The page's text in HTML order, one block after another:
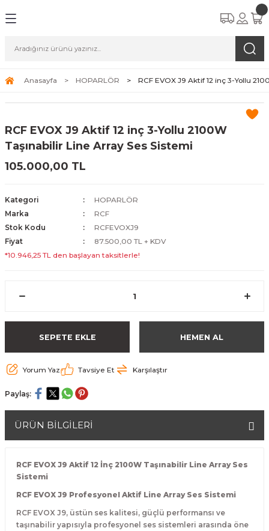
Anasayfa HOPARLÖR RCF EVOX J9 Aktif 12 inç 3-Yollu
RCF EVOX J9 Aktif 12 inç 3-Yollu 2100W
Taşınabilir Line Array Ses Sistemi
105.000,00 TL
Kategori
HOPARLÖR
Marka
RCF
Stok Kodu
RCFEVOXJ9
Fiyat
87.500,00 TL + KDV
*10.946,25 TL den başlayan taksitlerle!
SEPETE EKLE HEMEN AL
Yorum Yaz Tavsiye Et Karşılaştır
Paylaş:
ÜRÜN BİLGİLERİ
RCF EVOX J9 Aktif 12 İnç 2100W Taşınabilir Line Array Ses
Sistemi
RCF EVOX J9 Profesyonel Aktif Line Array Ses Sistemi
RCF EVOX J9, üstün ses kalitesi, güçlü performansı ve
taşınabilir yapısıyla profesyonel ses sistemleri arasında öne